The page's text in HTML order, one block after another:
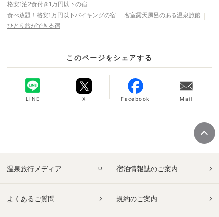
格安1泊2食付き1万円以下の宿
食べ放題！格安1万円以下バイキングの宿
客室露天風呂のある温泉旅館
ひとり旅ができる宿
このページをシェアする
LINE X Facebook Mail
温泉旅行メディア 宿泊情報誌のご案内
よくあるご質問 規約のご案内